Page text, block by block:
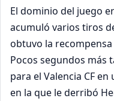
El dominio del juego
acumuló varios tiros
obtuvo la
Pocos segundos más
para el Valencia CF
en la que le derribó